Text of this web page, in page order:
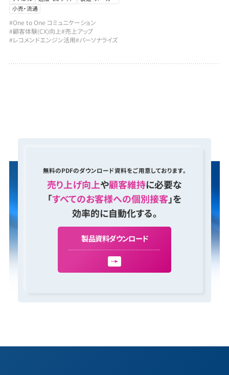
小売・流通
#One to One コミュニケーション
#顧客体験(CX)向上#売上アップ
#レコメンドエンジン活用#パーソナライズ
無料のPDFのダウンロード資料をご用意しております。
売り上げ向上や顧客維持に必要な
「すべてのお客様への個別接客」を
効率的に自動化する。
製品資料ダウンロード